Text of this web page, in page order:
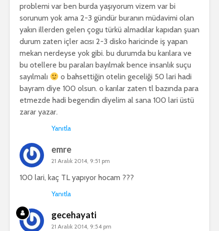
problemi var ben burda yaşıyorum vizem var bi
sorunum yok ama 2-3 gündür buranın müdavimi olan
yakın illerden gelen çogu türkü almadılar kapıdan şuan
durum zaten içler acısı 2-3 disko haricinde iş yapan
mekan nerdeyse yok gibi. bu durumda bu karılara ve
bu otellere bu paraları bayılmak bence insanlık suçu
sayılmalı
o bahsettiğin otelin geceliği 50 lari hadi
bayram diye 100 olsun. o karılar zaten tl bazında para
etmezde hadi begendin diyelim al sana 100 lari üstü
zarar yazar.
Yanıtla
emre
21 Aralık 2014, 9:51 pm
100 lari, kaç TL yapıyor hocam ???
Yanıtla
gecehayati
21 Aralık 2014, 9:54 pm